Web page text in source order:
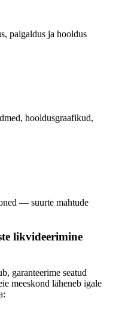
paigaldus ja hooldus
hooldusgraafikud,
— suurte mahtude
likvideerimine
garanteerime seatud
meeskond läheneb igale